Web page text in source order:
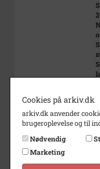
Cookies på arkiv.dk
arkiv.dk anvender
brugeroplevelse og til
Nødvendig
Marketing